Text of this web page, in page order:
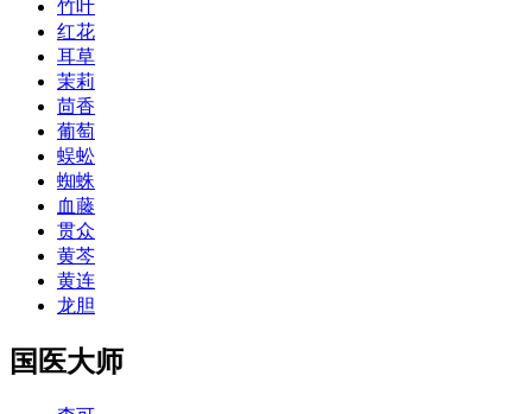
竹叶
红花
耳草
茉莉
茴香
葡萄
蜈蚣
蜘蛛
血藤
贯众
黄芩
黄连
龙胆
国医大师